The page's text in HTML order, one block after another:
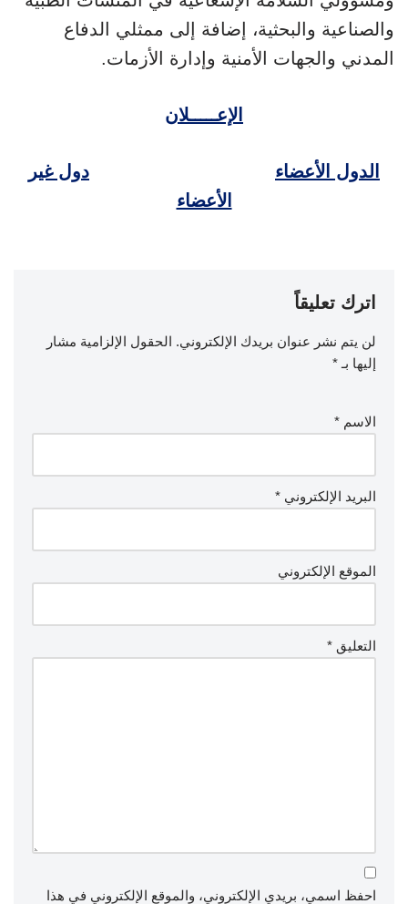
والصناعية والبحثية، إضافة إلى ممثلي الدفاع
المدني والجهات الأمنية وإدارة الأزمات.
الإعـــــلان
الدول الأعضاء
دول غير
الأعضاء
اترك تعليقاً
لن يتم نشر عنوان بريدك الإلكتروني. الحقول الإلزامية مشار
إليها بـ *
الاسم *
البريد الإلكتروني *
الموقع الإلكتروني
التعليق *
احفظ اسمي، بريدي الإلكتروني، والموقع الإلكتروني في هذا